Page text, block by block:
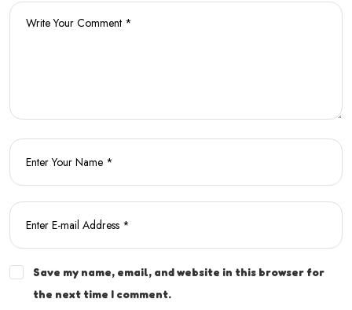
Save my name, email, and website in this browser for
the next time I comment.